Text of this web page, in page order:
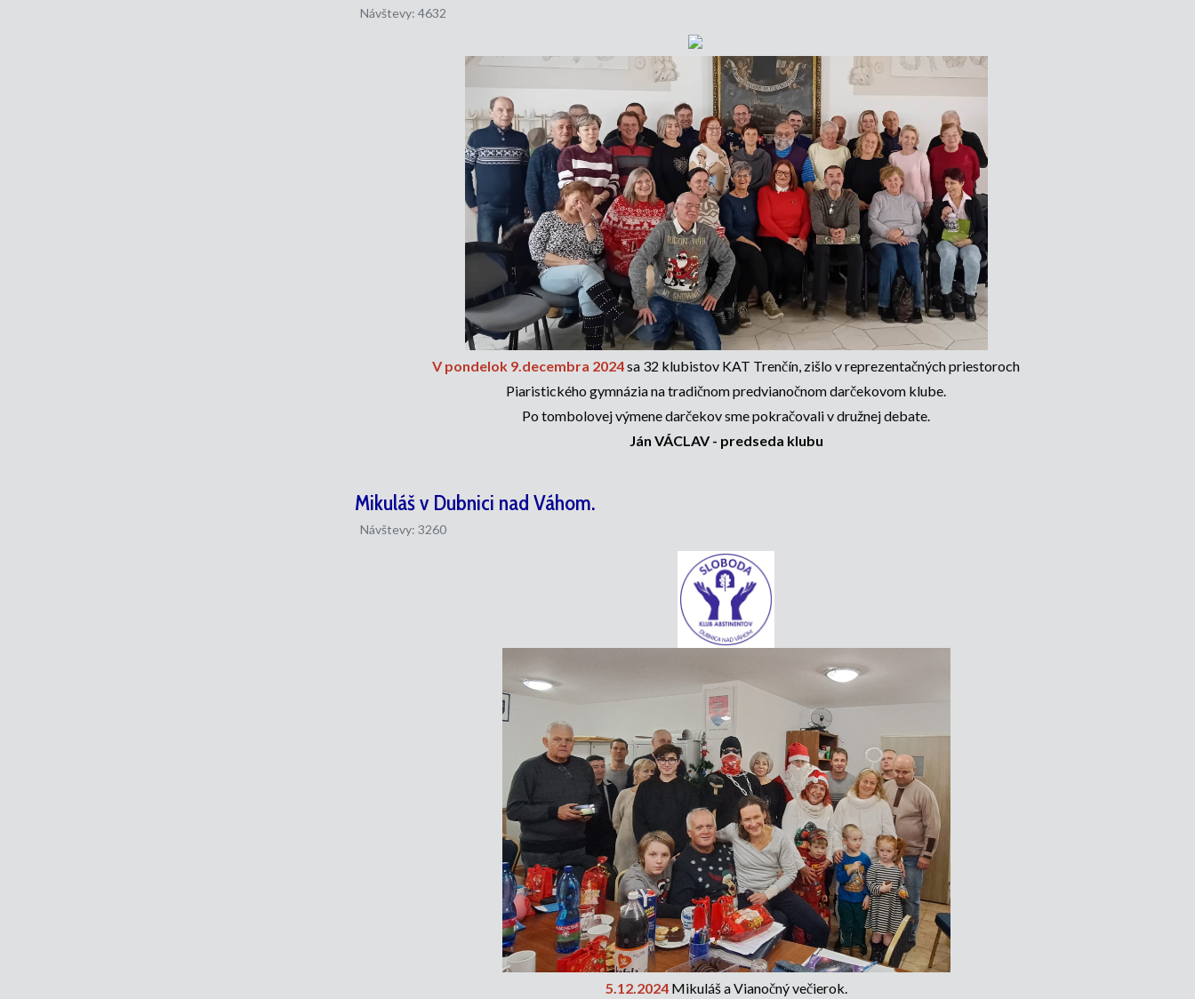
Návštevy: 4632
V pondelok 9.decembra 2024sa 32 klubistov KAT Trenčín, zišlo v reprezentačných priestoroch
Piaristického gymnázia na tradičnom predvianočnom darčekovom klube.
Po tombolovej výmene darčekov sme pokračovali v družnej debate.
Ján VÁCLAV - predseda klubu
Mikuláš v Dubnici nad Váhom.
Návštevy: 3260
5.12.2024Mikuláš a Vianočný večierok.